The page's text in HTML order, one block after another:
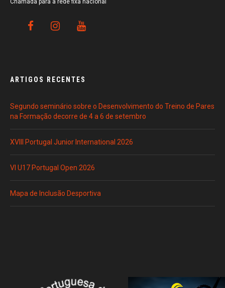
Chamada para a rede fixa nacional
ARTIGOS RECENTES
Segundo seminário sobre o Desenvolvimento do Treino de Pares
na Formação decorre de 4 a 6 de setembro
XVIII Portugal Junior International 2026
VI U17 Portugal Open 2026
Mapa de Inclusão Desportiva